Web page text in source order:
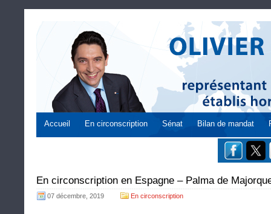
Accueil En circonscription Sénat Bilan de mandat
En circonscription en Espagne – Palma de
07 décembre, 2019 En circonscription